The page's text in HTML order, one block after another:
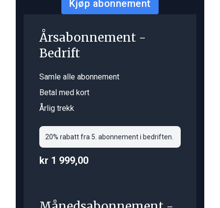
Kjøp abonnement
Årsabonnement -
Bedrift
Samle alle abonnement
Betal med kort
Årlig trekk
20% rabatt fra 5. abonnement i bedriften.
kr 1 999,00